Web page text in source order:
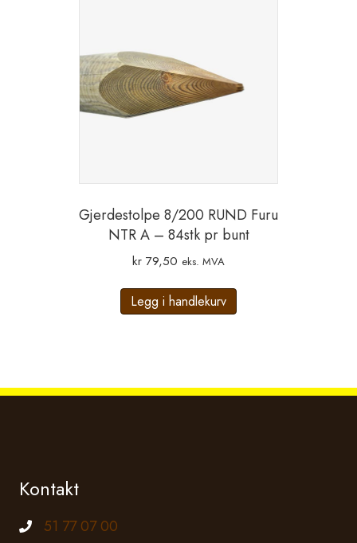
Gjerdestolpe 8/200 RUND Furu
NTR A – 84stk pr bunt
kr 79,50 eks. MVA
Legg i handlekurv
Kontakt
Telefonnummer
51 77 07 00